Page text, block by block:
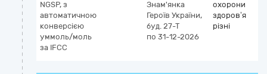
NGSP, з
автоматичною
конверсією
уммоль/моль
за IFCC
Знам'янка
Героїв України,
буд. 27-Т
по 31-12-2026
охорони
здоров’я
різні